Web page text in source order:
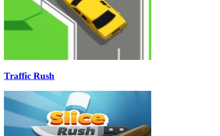
Traffic Rush